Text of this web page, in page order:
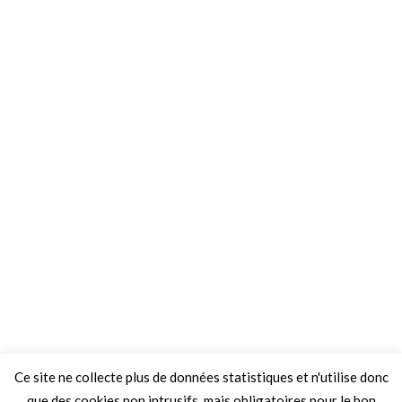
Ce site ne collecte plus de données statistiques et n'utilise donc